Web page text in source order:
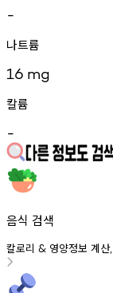
-
나트륨
16 mg
칼륨
-
음식 검색
칼로리 & 영양정보 계산,